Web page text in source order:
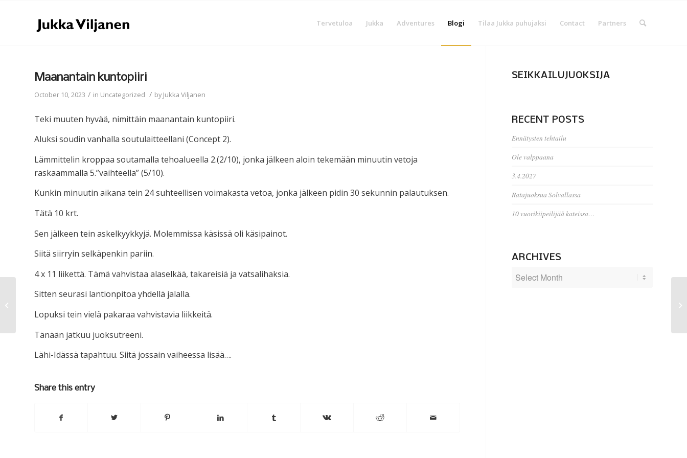
Tervetuloa Jukka Adventures Blogi Tilaa Jukka puhujaksi Contact Partners
Maanantain kuntopiiri
October 10, 2023 / in Uncategorized / byJukka Viljanen
Teki muuten hyvää, nimittäin maanantain kuntopiiri.
Aluksi soudin vanhalla soutulaitteellani (Concept 2).
Lämmittelin kroppaa soutamalla tehoalueella 2.(2/10), jonka jälkeen aloin tekemään minuutin vetoja
raskaammalla 5.”vaihteella” (5/10).
Kunkin minuutin aikana tein 24 suhteellisen voimakasta vetoa, jonka jälkeen pidin 30 sekunnin palautuksen.
Tätä 10 krt.
Sen jälkeen tein askelkyykkyjä. Molemmissa käsissä oli käsipainot.
Siitä siirryin selkäpenkin pariin.
4 x 11 liikettä. Tämä vahvistaa alaselkää, takareisiä ja vatsalihaksia.
Sitten seurasi lantionpitoa yhdellä jalalla.
Lopuksi tein vielä pakaraa vahvistavia liikkeitä.
Tänään jatkuu juoksutreeni.
Lähi-Idässä tapahtuu. Siitä jossain vaiheessa lisää….
Share this entry
SEIKKAILUJUOKSIJA
RECENT POSTS
Ennätysten tehtailu
Ole valppaana
3.4.2027
Ratajuoksua Solvallassa
10 vuorikiipeilijää kateissa…
ARCHIVES